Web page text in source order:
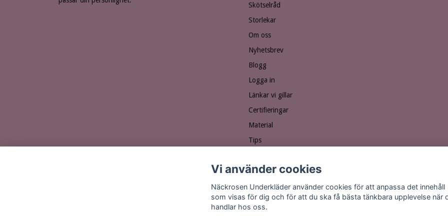
Skötselråd
Storlekar
Om oss
Nyhetsbrev
Blogg
Logga in
Länkar vi gillar
Certifieringar
Material
Tips
Personuppgiftspolicy
Vanliga frågor
Vi använder cookies
Näckrosen Underkläder använder cookies för att anpassa det innehåll
som visas för dig och för att du ska få bästa tänkbara upplevelse när
handlar hos oss.